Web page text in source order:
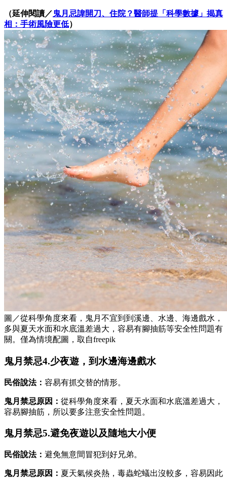
（延伸閱讀／鬼月忌諱開刀、住院？醫師提「科學數據」揭真
相：手術風險更低）
圖／從科學角度來看，鬼月不宜到到溪邊、水邊、海邊戲水，
多與夏天水面和水底溫差過大，容易有腳抽筋等安全性問題有
關。僅為情境配圖，取自freepik
鬼月禁忌4.少夜遊，到水邊海邊戲水
民俗說法： 容易有抓交替的情形。
鬼月禁忌原因： 從科學角度來看，夏天水面和水底溫差過大，
容易腳抽筋，所以要多注意安全性問題。
鬼月禁忌5.避免夜遊以及隨地大小便
民俗說法： 避免無意間冒犯到好兄弟。
鬼月禁忌原因： 夏天氣候炎熱，毒蟲蛇蟻出沒較多，容易因此